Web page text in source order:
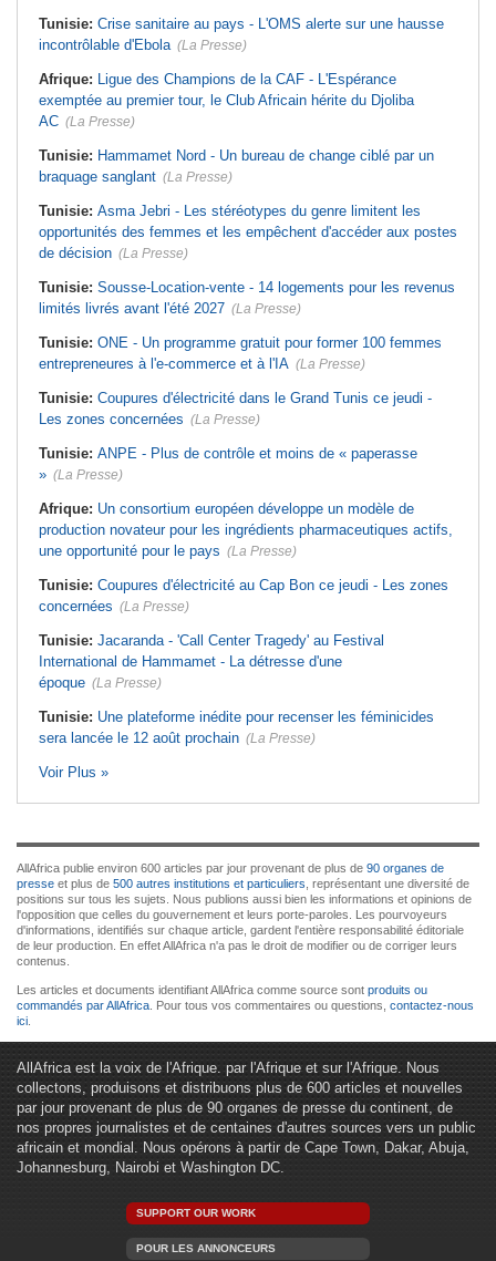
Tunisie: Crise sanitaire au pays - L'OMS alerte sur une hausse
incontrôlable d'Ebola (La Presse)
Afrique: Ligue des Champions de la CAF - L'Espérance
exemptée au premier tour, le Club Africain hérite du Djoliba
AC (La Presse)
Tunisie: Hammamet Nord - Un bureau de change ciblé par un
braquage sanglant (La Presse)
Tunisie: Asma Jebri - Les stéréotypes du genre limitent les
opportunités des femmes et les empêchent d'accéder aux postes
de décision (La Presse)
Tunisie: Sousse-Location-vente - 14 logements pour les revenus
limités livrés avant l'été 2027 (La Presse)
Tunisie: ONE - Un programme gratuit pour former 100 femmes
entrepreneures à l'e-commerce et à l'IA (La Presse)
Tunisie: Coupures d'électricité dans le Grand Tunis ce jeudi -
Les zones concernées (La Presse)
Tunisie: ANPE - Plus de contrôle et moins de « paperasse
» (La Presse)
Afrique: Un consortium européen développe un modèle de
production novateur pour les ingrédients pharmaceutiques actifs,
une opportunité pour le pays (La Presse)
Tunisie: Coupures d'électricité au Cap Bon ce jeudi - Les zones
concernées (La Presse)
Tunisie: Jacaranda - 'Call Center Tragedy' au Festival
International de Hammamet - La détresse d'une
époque (La Presse)
Tunisie: Une plateforme inédite pour recenser les féminicides
sera lancée le 12 août prochain (La Presse)
Voir Plus »
AllAfrica publie environ 600 articles par jour provenant de plus de 90 organes de
presse et plus de 500 autres institutions et particuliers , représentant une diversité de
positions sur tous les sujets. Nous publions aussi bien les informations et opinions de
l'opposition que celles du gouvernement et leurs porte-paroles. Les pourvoyeurs
d'informations, identifiés sur chaque article, gardent l'entière responsabilité éditoriale
de leur production. En effet AllAfrica n'a pas le droit de modifier ou de corriger leurs
contenus.
Les articles et documents identifiant AllAfrica comme source sont produits ou
commandés par AllAfrica . Pour tous vos commentaires ou questions, contactez-nous
ici
AllAfrica est la voix de l'Afrique. par l'Afrique et sur l'Afrique. Nous
collectons, produisons et distribuons plus de 600 articles et nouvelles
par jour provenant de plus de 90 organes de presse du continent, de
nos propres journalistes et de centaines d'autres sources vers un public
africain et mondial. Nous opérons à partir de Cape Town, Dakar, Abuja,
Johannesburg, Nairobi et Washington DC.
SUPPORT OUR WORK
POUR LES ANNONCEURS